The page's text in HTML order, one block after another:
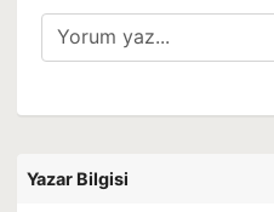
Yazar Bilgisi